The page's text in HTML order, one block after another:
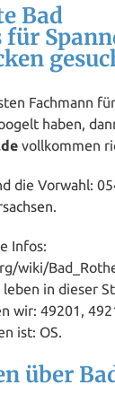
Bad
Fachmann
haben,
vollkommen
die Vorwahl:
.
Infos:
wiki/
in dieser
wir: 49201,
ist: OS.
über